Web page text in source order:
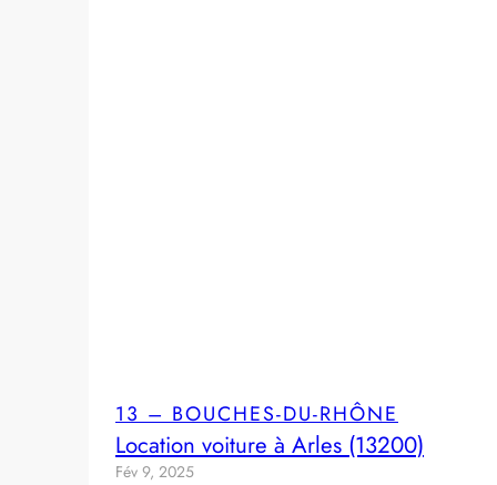
13 – BOUCHES-DU-RHÔNE
Location voiture à Arles (13200)
Fév 9, 2025